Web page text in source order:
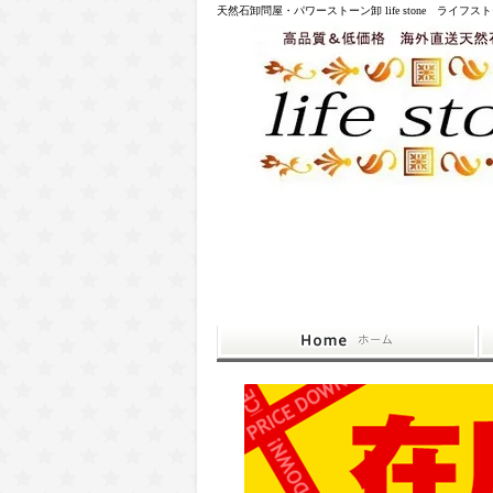
天然石卸問屋・パワーストーン卸 life stone ライフス